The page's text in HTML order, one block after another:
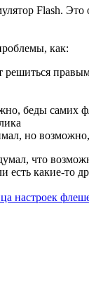
Flash.
как:
решиться
беды самих
но
что
есть какие-
настроек